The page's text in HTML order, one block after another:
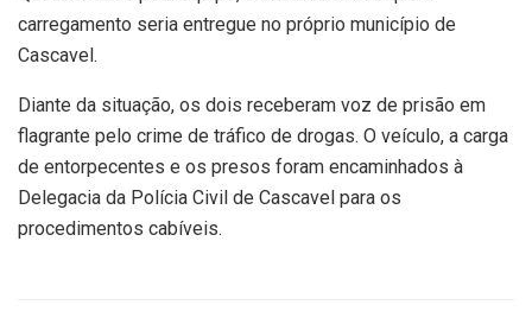
carregamento seria entregue no próprio município de
Cascavel.
Diante da situação, os dois receberam voz de prisão em
flagrante pelo crime de tráfico de drogas. O veículo, a carga
de entorpecentes e os presos foram encaminhados à
Delegacia da Polícia Civil de Cascavel para os
procedimentos cabíveis.